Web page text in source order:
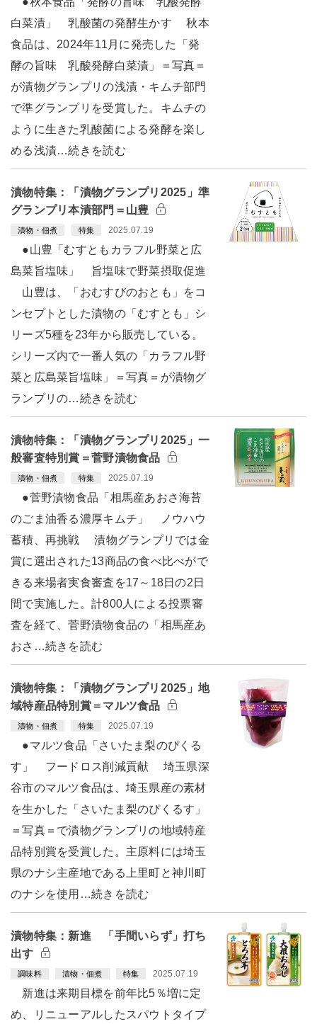
白菜漬」 乳酸菌の発酵生かす 秋本
食品は、2024年11月に発売した「発
酵の旨味 乳酸発酵白菜漬」＝写真＝
が漬物グランプリの浅漬・キムチ部門
で準グランプリを受賞した。キムチの
ように生きた乳酸菌による発酵を楽し
める浅漬…続きを読む
漬物特集：「漬物グランプリ2025」準
グランプリ本漬部門＝山豊
漬物・佃煮 特集 2025.07.19
●山豊「むすともカラフル野菜と広
島菜旨塩味」 旨塩味で野菜摂取促進
山豊は、「おむすびのおとも」をコ
ンセプトとした漬物の「むすとも」シ
リーズ5種を23年から販売している。
シリーズ内で一番人気の「カラフル野
菜と広島菜旨塩味」＝写真＝が漬物グ
ランプリの…続きを読む
漬物特集：「漬物グランプリ2025」一
般審査特別賞＝菅野漬物食品
漬物・佃煮 特集 2025.07.19
●菅野漬物食品「相馬産あおさ海苔
のごま油香る濃厚キムチ」 ノウハウ
蓄積、再挑戦 漬物グランプリでは金
賞に選出された13商品の食べ比べがで
きる来場者実食審査を17～18日の2日
間で実施した。計800人による投票審
査を経て、菅野漬物食品の「相馬産あ
おさ…続きを読む
漬物特集：「漬物グランプリ2025」地
域特産品特別賞＝マルツ食品
漬物・佃煮 特集 2025.07.19
●マルツ食品「さいたま梨のぴくる
す」 フードロス削減貢献 埼玉県深
谷市のマルツ食品は、埼玉県産の素材
を生かした「さいたま梨のぴくるす」
＝写真＝で漬物グランプリの地域特産
品特別賞を受賞した。主原料には埼玉
県のナシ主産地である上里町と神川町
のナシを使用…続きを読む
漬物特集：新進 「手間いらず」打ち
出す
調味料 漬物・佃煮 特集 2025.07.19
新進は来期目標を前年比5％増に定
め、リニューアルしたスパウトタイプ